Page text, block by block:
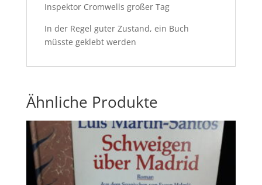
Inspektor Cromwells großer Tag
In der Regel guter Zustand, ein Buch
müsste geklebt werden
Ähnliche Produkte